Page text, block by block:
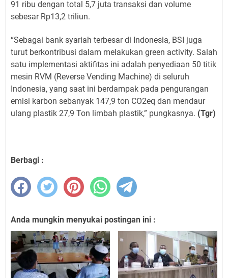
91 ribu dengan total 5,7 juta transaksi dan volume
sebesar Rp13,2 triliun.
“Sebagai bank syariah terbesar di Indonesia, BSI juga
turut berkontribusi dalam melakukan green activity. Salah
satu implementasi aktifitas ini adalah penyediaan 50 titik
mesin RVM (Reverse Vending Machine) di seluruh
Indonesia, yang saat ini berdampak pada pengurangan
emisi karbon sebanyak 147,9 ton CO2eq dan mendaur
ulang plastik 27,9 Ton limbah plastik,” pungkasnya. (Tgr)
Berbagi :
Anda mungkin menyukai postingan ini :